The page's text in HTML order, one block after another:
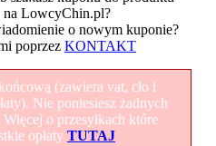
na LowcyChin.pl?
o nowym kuponie?
poprzez KONTAKT
(zawiera vat, cło i
Nie poniesiesz żadnych
o przesyłkach które
opłaty TUTAJ